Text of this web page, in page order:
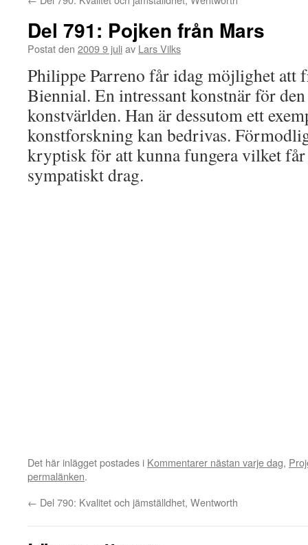
Del 791: Pojken från Mars
Postat den 2009 9 juliav Lars Vilks
Philippe Parreno får idag möjlighet att
Biennial. En intressant konstnär för
konstvärlden. Han är dessutom ett
konstforskning kan bedrivas.
kryptisk för att kunna fungera vilket får
sympatiskt drag.
Det här inlägget postades i Kommentarer nästan varje dag,
permalänken.
← Del 790: Kvalitet och jämställdhet, Wentworth